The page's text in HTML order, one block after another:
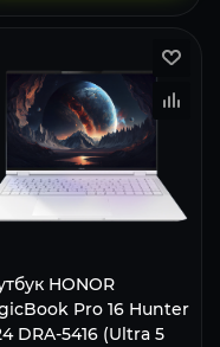
HONOR
Pro 16 Hunter
DRA-5416 (Ultra 5